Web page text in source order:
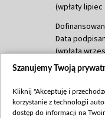
(wpłaty lipiec
Data
(wpłata
(wpłata
mln, listopad
Szanujemy Twoją
Kliknij "Akceptuję i
korzystanie z technologii
dostęp do informacji na